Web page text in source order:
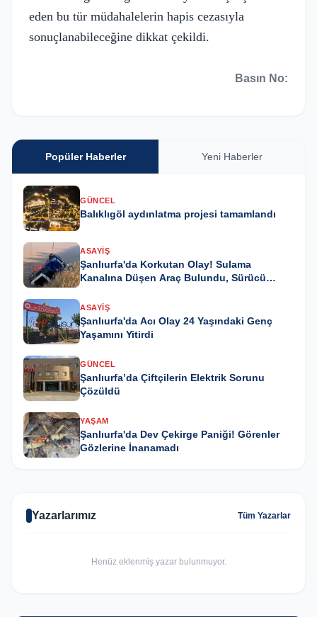
eden bu tür müdahalelerin hapis cezasıyla
sonuçlanabileceğine dikkat çekildi.
Basın No:
Popüler Haberler Yeni Haberler
GÜNCEL
Balıklıgöl aydınlatma projesi tamamlandı
ASAYIŞ
Şanlıurfa'da Korkutan Olay! Sulama
Kanalına Düşen Araç Bulundu, Sürücü
ASAYIŞ
Şanlıurfa'da Acı Olay 24 Yaşındaki Genç
Yaşamını Yitirdi
GÜNCEL
Şanlıurfa’da Çiftçilerin Elektrik Sorunu
Çözüldü
YAŞAM
Şanlıurfa'da Dev Çekirge Paniği! Görenler
Gözlerine İnanamadı
Yazarlarımız Tüm Yazarlar
Henüz eklenmiş yazar bulunmuyor.